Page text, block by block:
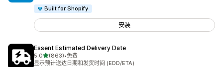
Built for Shopify
安装
Essent Estimated Delivery Date
5.0星（满分 5 星）
(863)
总共 863 条评论
•免费
显示预计送达日期和发货时间 (EDD/ETA)